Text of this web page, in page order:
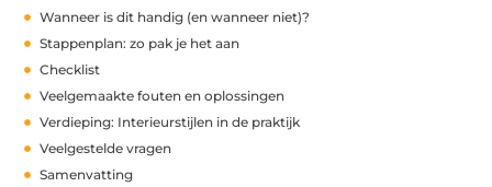
Wanneer is dit handig (en wanneer niet)?
Stappenplan: zo pak je het aan
Checklist
Veelgemaakte fouten en oplossingen
Verdieping: Interieurstijlen in de praktijk
Veelgestelde vragen
Samenvatting